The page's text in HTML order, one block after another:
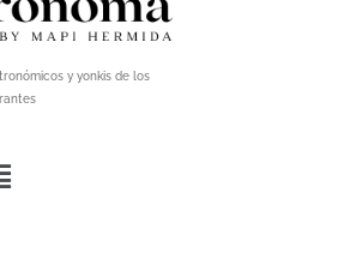
y yonkis de los